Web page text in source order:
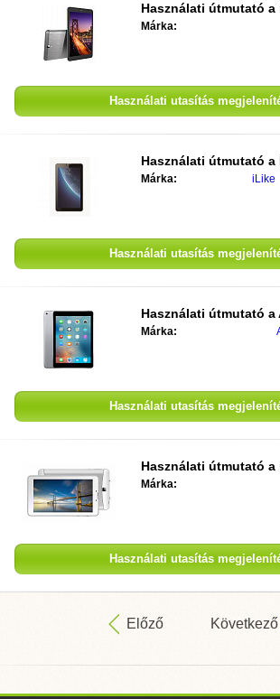
Használati útmutató a
Márka:
Használati utasítás
Használati útmutató a
Márka: iLike
Használati utasítás
Használati útmutató a
Márka:
Használati utasítás
Használati útmutató a
Márka:
Használati utasítás
Előző Következő